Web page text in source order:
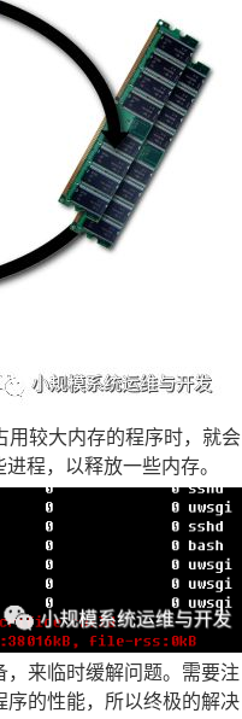
用较大内存的程序时，就会
程，以释放一些内存。
来临时缓解问题。需要注
序的性能，所以终极的解决